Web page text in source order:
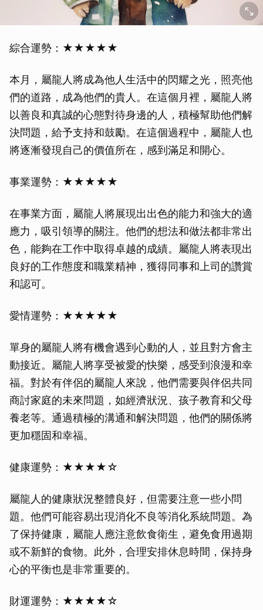
綜合運勢：★★★★★
本月，屬龍人將成為他人生活中的閃耀之光，照亮他
們的道路，成為他們的貴人。在這個月裡，屬龍人將
以善良和真誠的心態對待身邊的人，積極幫助他們解
決問題，給予支持和鼓勵。在這個過程中，屬龍人也
將逐漸發現自己的價值所在，感到滿足和開心。
事業運勢：★★★★★
在事業方面，屬龍人將展現出出色的能力和強大的適
應力，吸引領導的關注。他們的想法和做法都非常出
色，能夠在工作中取得卓越的成績。屬龍人將表現出
良好的工作態度和職業精神，獲得同事和上司的讚賞
和認可。
愛情運勢：★★★★★
單身的屬龍人將有機會遇到心動的人，並且對方會主
動接近。屬龍人將享受被愛的快樂，感受到浪漫和幸
福。對於有伴侶的屬龍人來說，他們需要與伴侶共同
商討家庭的未來問題，如經濟狀況、孩子教育和父母
養老等。通過積極的溝通和解決問題，他們的關係將
更加穩固和幸福。
健康運勢：★★★★☆
屬龍人的健康狀況整體良好，但需要注意一些小問
題。他們可能容易出現消化不良等消化系統問題。為
了保持健康，屬龍人應注意飲食衛生，避免食用過期
或不新鮮的食物。此外，合理安排休息時間，保持身
心的平衡也是非常重要的。
財運運勢：★★★★☆